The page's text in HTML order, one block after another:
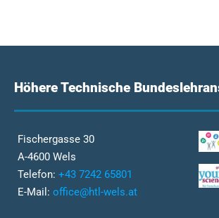
Höhere Technische
Fischergasse 30
A-4600 Wels
Telefon: +43 7242 65801
E-Mail: office@htl-wels.at